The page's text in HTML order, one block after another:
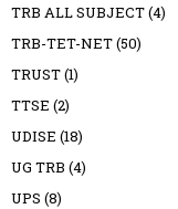
TRB ALL SUBJECT(4)
TRB-TET-NET(50)
TRUST(1)
TTSE (2)
UDISE (18)
UG TRB (4)
UPS (8)